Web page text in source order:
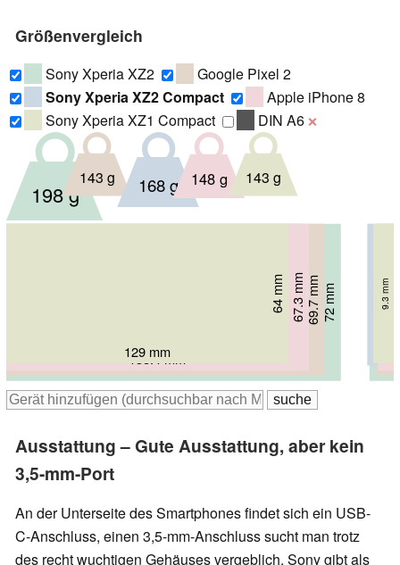
Größenvergleich
Sony Xperia XZ2
Google Pixel 2
Sony Xperia XZ2 Compact
Apple iPhone 8
Sony Xperia XZ1 Compact
DIN A6 ❌
153 mm
72 mm 11.1 mm
198 g
145.7 mm
69.7 mm 7.8 mm
143 g
135 mm
65 mm 12.1 mm
168 g
138.4 mm
67.3 mm 7.3 mm
148 g
129 mm
64 mm 9.3 mm
143 g
Ausstattung – Gute Ausstattung, aber kein
3,5-mm-Port
An der Unterseite des Smartphones findet sich ein USB-
C-Anschluss, einen 3,5-mm-Anschluss sucht man trotz
des recht wuchtigen Gehäuses vergeblich. Sony gibt als